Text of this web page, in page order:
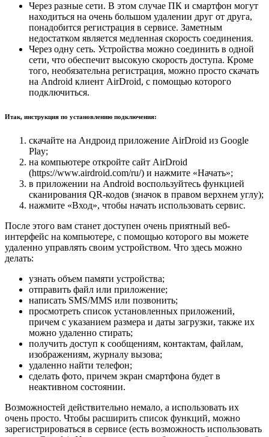
Через разные сети. В этом случае ПК и смартфон могут
находиться на очень большом удалении друг от друга,
понадобится регистрация в сервисе. Заметным
недостатком является медленная скорость соединения.
Через одну сеть. Устройства можно соединить в одной
сети, что обеспечит высокую скорость доступа. Кроме
того, необязательна регистрация, можно просто скачать
на Android клиент AirDroid, с помощью которого
подключиться.
Итак, инструкция по установлению подключения:
скачайте на Андроид приложение AirDroid из Google
Play;
на компьютере откройте сайт AirDroid
(https://www.airdroid.com/ru/) и нажмите «Начать»;
в приложении на Android воспользуйтесь функцией
сканирования QR-кодов (значок в правом верхнем углу);
нажмите «Вход», чтобы начать использовать сервис.
После этого вам станет доступен очень приятный веб-
интерфейс на компьютере, с помощью которого вы можете
удаленно управлять своим устройством. Что здесь можно
делать:
узнать объем памяти устройства;
отправить файл или приложение;
написать SMS/MMS или позвонить;
просмотреть список установленных приложений,
причем с указанием размера и даты загрузки, также их
можно удаленно стирать;
получить доступ к сообщениям, контактам, файлам,
изображениям, журналу вызова;
удаленно найти телефон;
сделать фото, причем экран смартфона будет в
неактивном состоянии.
Возможностей действительно немало, а использовать их
очень просто. Чтобы расширить список функций, можно
зарегистрироваться в сервисе (есть возможность использовать